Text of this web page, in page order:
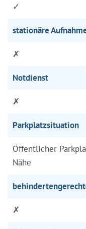
✓
stationäre
✗
Notdienst
✗
Parkplatzsituation
Öffentlicher
Nähe
✗